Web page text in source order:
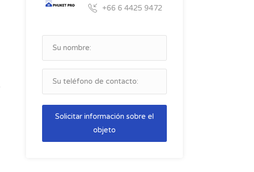
+66 6 4425 9472
Solicitar información sobre el
objeto